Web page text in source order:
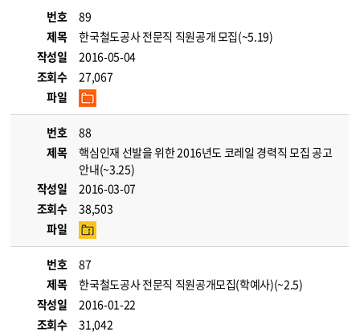
번호
89
제목
한국철도공사 전문직 직원공개 모집(~5.19)
작성일
2016-05-04
조회수
27,067
파일
번호
88
제목
핵심인재 선발을 위한 2016년도 코레일 경력직 모집 공고
안내(~3.25)
작성일
2016-03-07
조회수
38,503
파일
번호
87
제목
한국철도공사 전문직 직원공개모집(학예사)(~2.5)
작성일
2016-01-22
조회수
31,042